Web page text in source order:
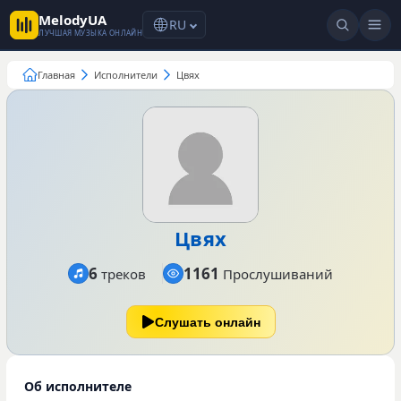
MelodyUA
ЛУЧШАЯ МУЗЫКА ОНЛАЙН RU
Главная Исполнители Цвях
Цвях
6 треков 1161 Прослушиваний
Слушать онлайн
Об исполнителе